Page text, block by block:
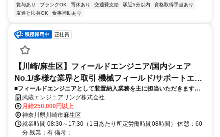
賞与あり
ブランクOK 育休あり 交通費支給 駅近5分以内
資格取得手当あり
友達と応募OK
食事補助あり
正社員
【川崎/麻生区】フィールドエンジニア/国内シェア
No.1/多様な業界と取引 機械フィールド/サポートエン
ジニア
■フィールドエンジニアとして装置納入業務を主に担当いただきます。
【詳細】・出荷前の調整や検査(メカ調整・塗布調整)・現地でのライン
立上げ(調整、トレーニング)・装置の定期点検、メンテナンスサービス
など
武蔵エンジニアリング株式会社
月給250,000円以上
神奈川県川崎市麻生区
就業時間 08:30～17:30（1日あたり所定労働時間08時間） 休憩：60
分 残業：有 備考：